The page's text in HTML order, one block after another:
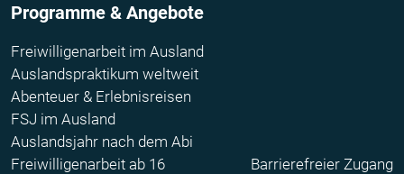
Programme & Angebote
Freiwilligenarbeit im Ausland
Auslandspraktikum weltweit
Abenteuer & Erlebnisreisen
FSJ im Ausland
Auslandsjahr nach dem Abi
Freiwilligenarbeit ab 16
Barrierefreier Zugang